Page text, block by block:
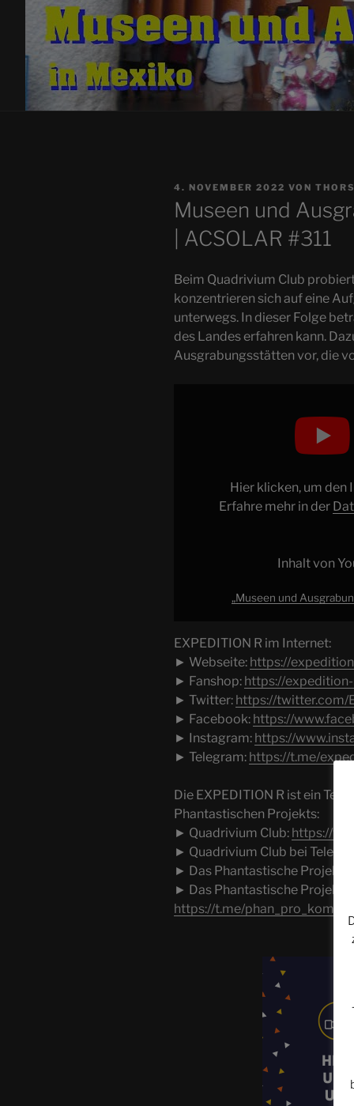
VERÖFFENTLICHT
AM
4. NOVEMBER 2022 VON
Museen und
| ACSOLAR #311
Beim Quadrivium Club
konzentrieren sich auf eine
unterwegs. In dieser Folge
des Landes erfahren kann.
Ausgrabungsstätten vor, die
Ausgrabungsstätten
Hier klicken, um den
Erfahre mehr in der
Inhalt von
„Museen und
EXPEDITION R im Internet:
► Webseite: https://
► Fanshop: https://
► Twitter: https://twitter.com/
► Facebook: https://
► Instagram: https://
► Telegram: https://t.me/
Die EXPEDITION R ist ein Teil
Phantastischen Projekts:
► Quadrivium Club: https://
► Quadrivium Club bei
► Das Phantastische Projekt:
► Das Phantastische Projekt
https://t.me/phan_pro_komplett